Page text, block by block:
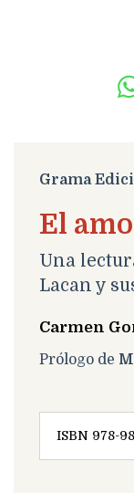
Grama
El
Una
Lacan y
Carmen
Prólogo de
ISBN 978-